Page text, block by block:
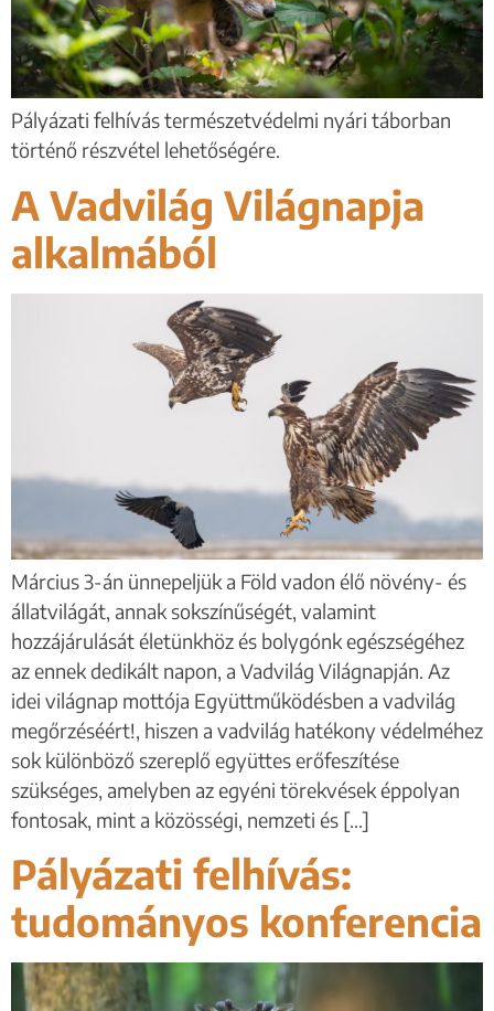
Pályázati felhívás természetvédelmi nyári táborban
történő részvétel lehetőségére.
A Vadvilág Világnapja
alkalmából
Március 3-án ünnepeljük a Föld vadon élő növény- és
állatvilágát, annak sokszínűségét, valamint
hozzájárulását életünkhöz és bolygónk egészségéhez
az ennek dedikált napon, a Vadvilág Világnapján. Az
idei világnap mottója Együttműködésben a vadvilág
megőrzéséért!, hiszen a vadvilág hatékony védelméhez
sok különböző szereplő együttes erőfeszítése
szükséges, amelyben az egyéni törekvések éppolyan
fontosak, mint a közösségi, nemzeti és […]
Pályázati felhívás:
tudományos konferencia